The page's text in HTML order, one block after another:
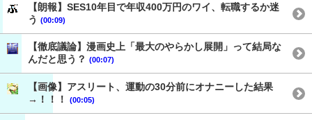
【朗報】SES10年目で年収400万円のワイ、転職するか迷
う (00:09)
【徹底議論】漫画史上「最大のやらかし展開」って結局な
んだと思う？ (00:07)
【画像】アスリート、運動の30分前にオナニーした結果
→！！！
(00:05)